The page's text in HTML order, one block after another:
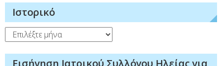
Ιστορικό
Ιστορικό